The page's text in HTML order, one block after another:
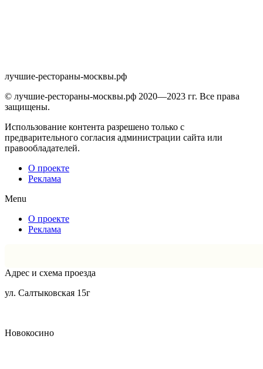
лучшие-рестораны-москвы.рф
© лучшие-рестораны-москвы.рф 2020—2023 гг. Все права
защищены.
Использование контента разрешено только с
предварительного согласия администрации сайта или
правообладателей.
О проекте
Реклама
Menu
О проекте
Реклама
Адрес и схема проезда
ул. Салтыковская 15г
Новокосино